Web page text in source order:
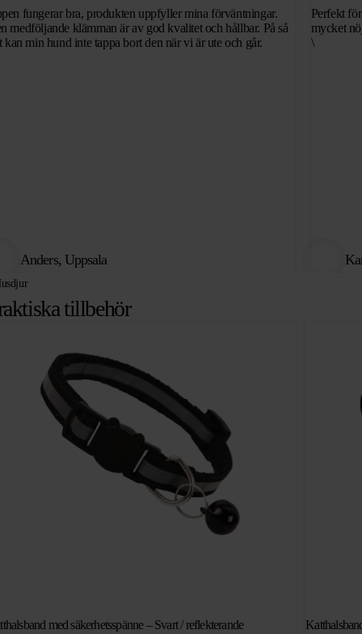
fungerar bra, produkten uppfyller mina förväntningar.
medföljande klämman är av god kvalitet och hållbar. På så
kan min hund inte tappa bort den när vi är ute och går.
Anders, Uppsala
Perfekt
mycket
\
tillbehör
med säkerhetsspänne – Svart / reflekterande